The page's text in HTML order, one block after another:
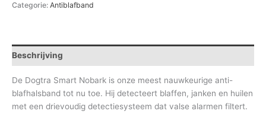
Categorie: Antiblafband
Beschrijving
De Dogtra Smart Nobark is onze meest nauwkeurige anti-
blafhalsband tot nu toe. Hij detecteert blaffen, janken en huilen
met een drievoudig detectiesysteem dat valse alarmen filtert.